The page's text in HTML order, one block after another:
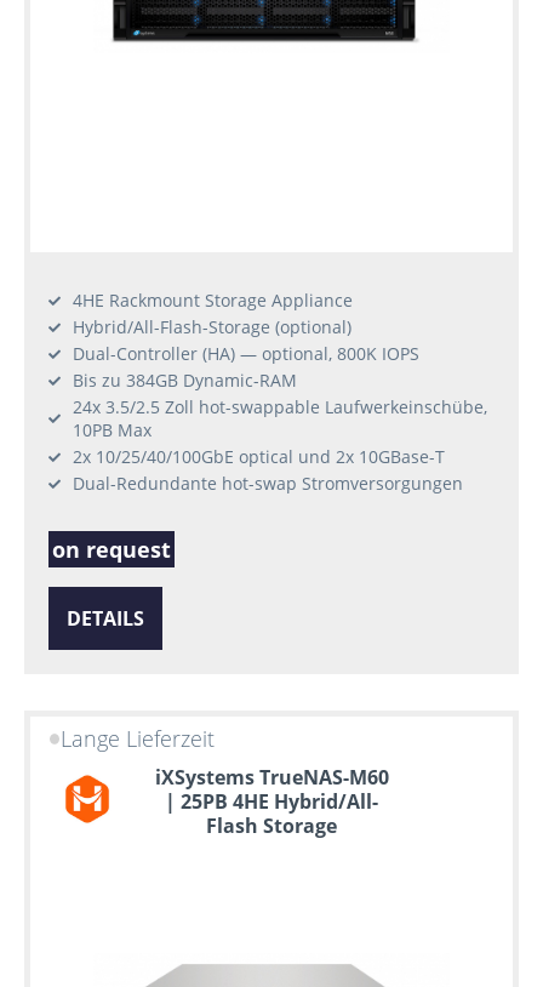
4HE Rackmount Storage Appliance
Hybrid/All-Flash-Storage (optional)
Dual-Controller (HA) — optional, 800K IOPS
Bis zu 384GB Dynamic-RAM
24x 3.5/2.5 Zoll hot-swappable Laufwerkeinschübe,
10PB Max
2x 10/25/40/100GbE optical und 2x 10GBase-T
Dual-Redundante hot-swap Stromversorgungen
on request
DETAILS
Lange Lieferzeit
iXSystems TrueNAS-M60
| 25PB 4HE Hybrid/All-
Flash Storage